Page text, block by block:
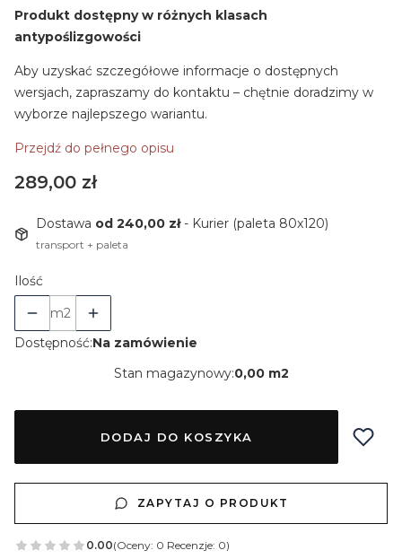
Produkt dostępny w różnych klasach
antypoślizgowości
Aby uzyskać szczegółowe informacje o dostępnych
wersjach, zapraszamy do kontaktu – chętnie doradzimy w
wyborze najlepszego wariantu.
Przejdź do pełnego opisu
Cena
289,00 zł
Dostawa od 240,00 zł- Kurier (paleta 80x120)
transport + paleta
Ilość
m2
Dostępność:Na zamówienie
Stan magazynowy:0,00 m2
DODAJ DO KOSZYKA
ZAPYTAJ O PRODUKT
0.00(Oceny: 0 Recenzje: 0)